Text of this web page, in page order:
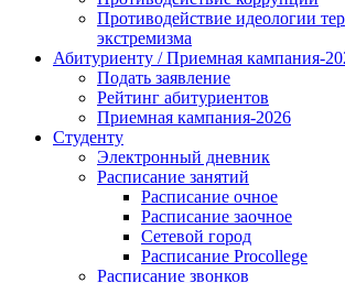
Противодействие идеологии
экстремизма
Абитуриенту / Приемная кампания-
Подать заявление
Рейтинг абитуриентов
Приемная кампания-2026
Студенту
Электронный дневник
Расписание занятий
Расписание очное
Расписание заочное
Сетевой город
Расписание Procollege
Расписание звонков